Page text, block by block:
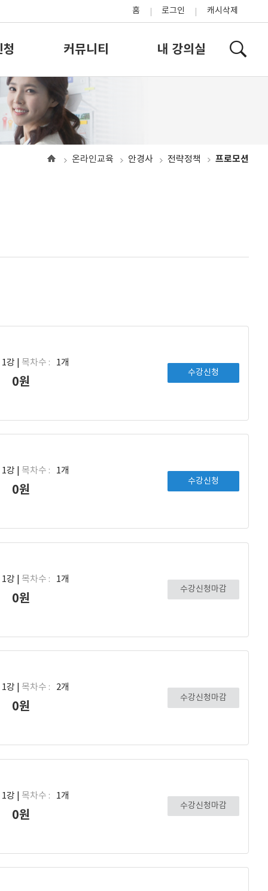
홈 로그인 캐시삭제
커뮤니티 내 강의실
홈
온라인교육 안경사 전략정책 프로모션
1강 | 목차수 :
1개
0원
수강신청
1강 | 목차수 :
1개
0원
수강신청
1강 | 목차수 :
1개
0원
수강신청마감
1강 | 목차수 :
2개
0원
수강신청마감
1강 | 목차수 :
1개
0원
수강신청마감